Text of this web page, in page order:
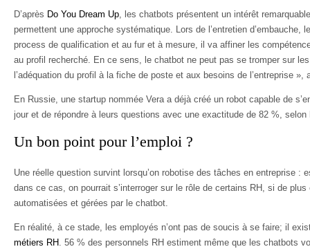
D’après Do You Dream Up , les chatbots présentent un intérêt
permettent une approche systématique. Lors de l’entretien d’embauche,
process de qualification et au fur et à mesure, il va affiner les
au profil recherché. En ce sens, le chatbot ne peut pas se tromper sur
l’adéquation du profil à la fiche de poste et aux besoins de l’entreprise
En Russie, une startup nommée Vera a déjà créé un robot capable de
jour et de répondre à leurs questions avec une exactitude de 82 %,
Un bon point pour l’emploi ?
Une réelle question survint lorsqu’on robotise des tâches en entreprise :
dans ce cas, on pourrait s’interroger sur le rôle de certains RH, si de
automatisées et gérées par le chatbot.
En réalité, à ce stade, les employés n’ont pas de soucis à se faire; il
métiers RH. 56 % des personnels RH estiment même que les chatbots